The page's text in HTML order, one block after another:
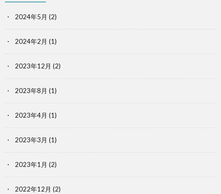
2024年5月 (2)
2024年2月 (1)
2023年12月 (2)
2023年8月 (1)
2023年4月 (1)
2023年3月 (1)
2023年1月 (2)
2022年12月 (2)